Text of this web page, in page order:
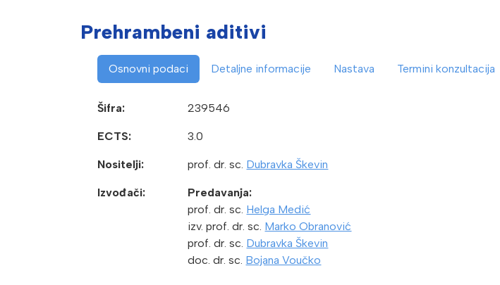
Prehrambeni aditivi
Osnovni podaci Detaljne informacije Nastava Termini konzultacija
Šifra: 239546
ECTS: 3.0
Nositelji: prof. dr. sc. Dubravka Škevin
Izvođači:
Predavanja:
prof. dr. sc. Helga Medić
izv. prof. dr. sc. Marko Obranović
prof. dr. sc. Dubravka Škevin
doc. dr. sc. Bojana Voučko